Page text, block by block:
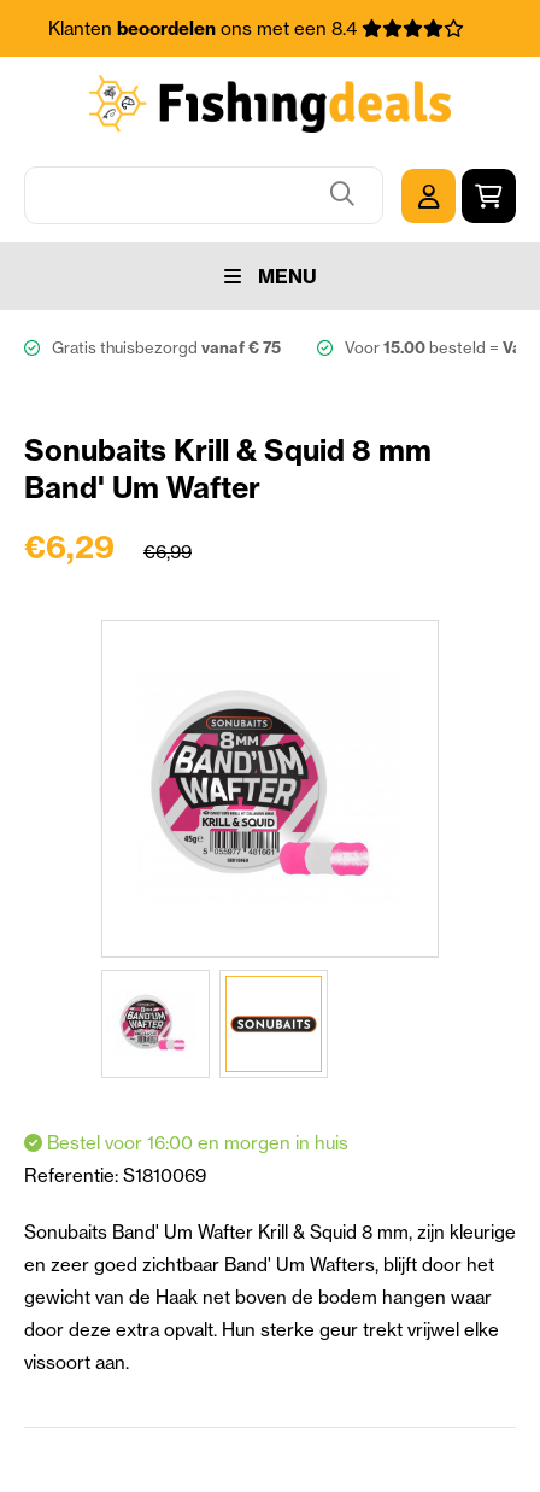
Klanten beoordelenons met een 8.4
MENU
Gratis thuisbezorgd vanaf € 75 Voor15.00besteld =
Sonubaits Krill & Squid 8 mm
Band' Um Wafter
€6,29 €6,99
Bestel voor 16:00 en morgen in huis
Referentie: S1810069
Sonubaits Band' Um Wafter Krill & Squid 8 mm, zijn kleurige
en zeer goed zichtbaar Band' Um Wafters, blijft door het
gewicht van de Haak net boven de bodem hangen waar
door deze extra opvalt. Hun sterke geur trekt vrijwel elke
vissoort aan.